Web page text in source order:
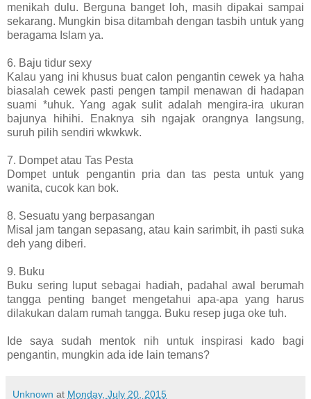
menikah dulu. Berguna banget loh, masih dipakai sampai
sekarang. Mungkin bisa ditambah dengan tasbih untuk yang
beragama Islam ya.
6. Baju tidur sexy
Kalau yang ini khusus buat calon pengantin cewek ya haha
biasalah cewek pasti pengen tampil menawan di hadapan
suami *uhuk. Yang agak sulit adalah mengira-ira ukuran
bajunya hihihi. Enaknya sih ngajak orangnya langsung,
suruh pilih sendiri wkwkwk.
7. Dompet atau Tas Pesta
Dompet untuk pengantin pria dan tas pesta untuk yang
wanita, cucok kan bok.
8. Sesuatu yang berpasangan
Misal jam tangan sepasang, atau kain sarimbit, ih pasti suka
deh yang diberi.
9. Buku
Buku sering luput sebagai hadiah, padahal awal berumah
tangga penting banget mengetahui apa-apa yang harus
dilakukan dalam rumah tangga. Buku resep juga oke tuh.
Ide saya sudah mentok nih untuk inspirasi kado bagi
pengantin, mungkin ada ide lain temans?
Unknown at Monday, July 20, 2015